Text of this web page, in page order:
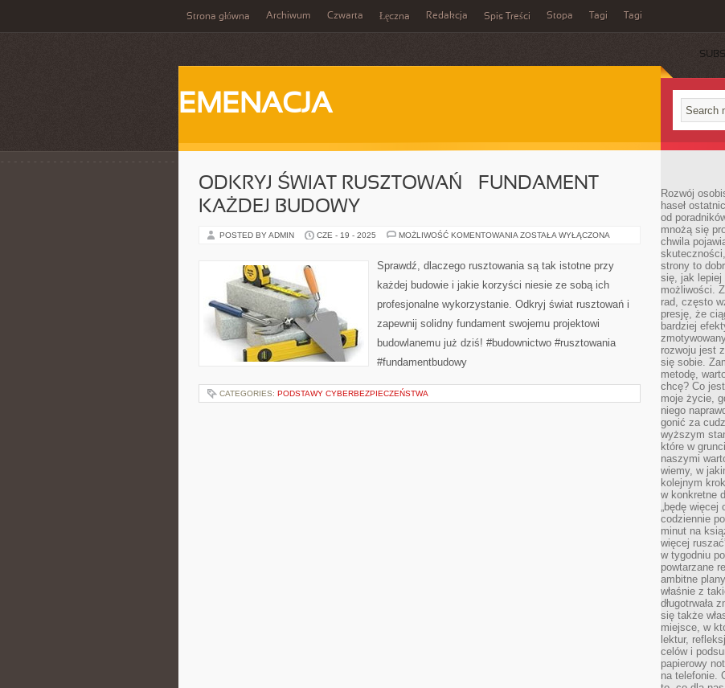
Strona główna Archiwum Czwarta Łęczna Redakcja Spis Treści Stopa Tagi Tagi
EMENACJA
ODKRYJ ŚWIAT RUSZTOWAŃ – FUNDAMENT
KAŻDEJ BUDOWY
POSTED BY ADMIN CZE - 19 - 2025 MOŻLIWOŚĆ KOMENTOWANIA ODKRYJ
FUNDAMENT
BUDOWY
ZOSTAŁA WYŁĄCZONA
Sprawdź, dlaczego rusztowania są tak istotne przy
każdej budowie i jakie korzyści niesie ze sobą ich
profesjonalne wykorzystanie. Odkryj świat rusztowań i
zapewnij solidny fundament swojemu projektowi
budowlanemu już dziś! #budownictwo #rusztowania
#fundamentbudowy
CATEGORIES: PODSTAWY CYBERBEZPIECZEŃSTWA
Rozwój
haseł
od
mnożą się
chwila
strony to
się, jak
możliwości.
rad, często
presję, że
bardziej
rozwoju jest
się sobie.
metodę,
chcę? Co
moje życie,
niego
gonić za
wyższym
które w
naszymi
wiemy, w
kolejnym
w konkretne
„będę więcej
codziennie
minut na
więcej
w tygodniu
powtarzane
ambitne
właśnie z
długotrwała
się także
miejsce, w
lektur,
celów i
papierowy
na telefonie.